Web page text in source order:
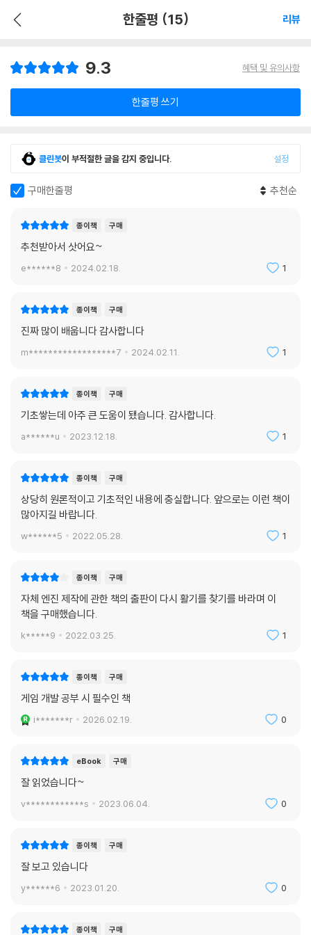
한줄평 (15) 리뷰
9.3 혜택 및 유의사항
한줄평 쓰기
클린봇이 부적절한 글을 감지 중입니다. 설정
구매한줄평 추천순
종이책 구매
추천받아서 삿어요~
e******8 2024.02.18. 1
종이책 구매
진짜 많이 배웁니다 감사합니다
m******************7 2024.02.11. 1
종이책 구매
기초쌓는데 아주 큰 도움이 됐습니다. 감사합니다.
a******u 2023.12.18. 1
종이책 구매
상당히 원론적이고 기초적인 내용에 충실합니다. 앞으로는 이런 책이
많아지길 바랍니다.
w******5 2022.05.28. 1
종이책 구매
자체 엔진 제작에 관한 책의 출판이 다시 활기를 찾기를 바라며 이
책을 구매했습니다.
k*****9 2022.03.25. 1
종이책 구매
게임 개발 공부 시 필수인 책
i*******r 2026.02.19. 0
eBook 구매
잘 읽었습니다~
v************s 2023.06.04. 0
종이책 구매
잘 보고 있습니다
y******6 2023.01.20. 0
종이책 구매